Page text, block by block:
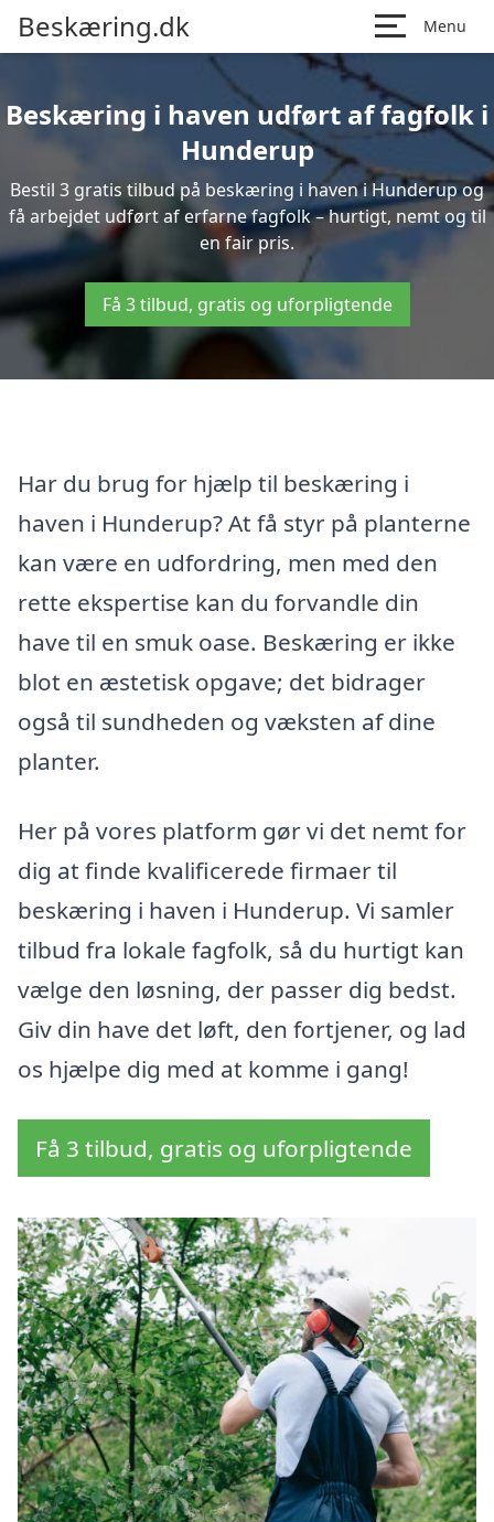
Beskæring.dk Menu
Beskæring i haven udført af fagfolk i
Hunderup
Bestil 3 gratis tilbud på beskæring i haven i Hunderup og
få arbejdet udført af erfarne fagfolk – hurtigt, nemt og til
en fair pris.
Få 3 tilbud, gratis og uforpligtende
Har du brug for hjælp til beskæring i
haven i Hunderup? At få styr på planterne
kan være en udfordring, men med den
rette ekspertise kan du forvandle din
have til en smuk oase. Beskæring er ikke
blot en æstetisk opgave; det bidrager
også til sundheden og væksten af dine
planter.
Her på vores platform gør vi det nemt for
dig at finde kvalificerede firmaer til
beskæring i haven i Hunderup. Vi samler
tilbud fra lokale fagfolk, så du hurtigt kan
vælge den løsning, der passer dig bedst.
Giv din have det løft, den fortjener, og lad
os hjælpe dig med at komme i gang!
Få 3 tilbud, gratis og uforpligtende